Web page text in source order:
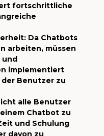
fortschrittliche
Da Chatbots
arbeiten, müssen
und
implementiert
Benutzer zu
alle Benutzer
Chatbot zu
und Schulung
davon zu